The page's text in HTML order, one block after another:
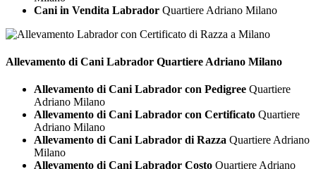
Cani in Vendita Labrador Quartiere Adriano Milano
Allevamento di Cani Labrador Quartiere Adriano Milano
Allevamento di Cani Labrador con Pedigree Quartiere
Adriano Milano
Allevamento di Cani Labrador con Certificato Quartiere
Adriano Milano
Allevamento di Cani Labrador di Razza Quartiere Adriano
Milano
Allevamento di Cani Labrador Costo Quartiere Adriano